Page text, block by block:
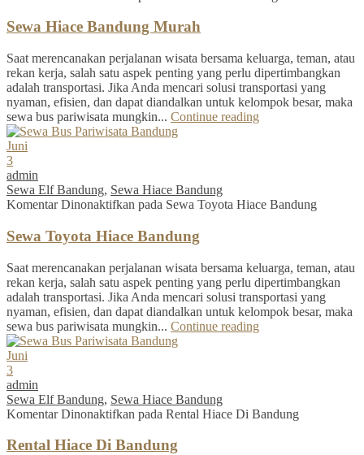
Sewa Hiace Bandung Murah
Saat merencanakan perjalanan wisata bersama keluarga, teman, atau
rekan kerja, salah satu aspek penting yang perlu dipertimbangkan
adalah transportasi. Jika Anda mencari solusi transportasi yang
nyaman, efisien, dan dapat diandalkan untuk kelompok besar, maka
sewa bus pariwisata mungkin... Continue reading
Juni
3
admin
Sewa Elf Bandung, Sewa Hiace Bandung
Komentar Dinonaktifkan pada Sewa Toyota Hiace Bandung
Sewa Toyota Hiace Bandung
Saat merencanakan perjalanan wisata bersama keluarga, teman, atau
rekan kerja, salah satu aspek penting yang perlu dipertimbangkan
adalah transportasi. Jika Anda mencari solusi transportasi yang
nyaman, efisien, dan dapat diandalkan untuk kelompok besar, maka
sewa bus pariwisata mungkin... Continue reading
Juni
3
admin
Sewa Elf Bandung, Sewa Hiace Bandung
Komentar Dinonaktifkan pada Rental Hiace Di Bandung
Rental Hiace Di Bandung